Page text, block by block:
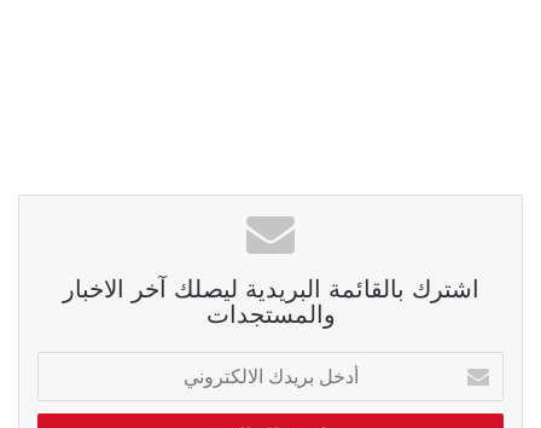
اشترك بالقائمة البريدية ليصلك آخر الاخبار
والمستجدات
أدخل
بريدك
الالكتروني